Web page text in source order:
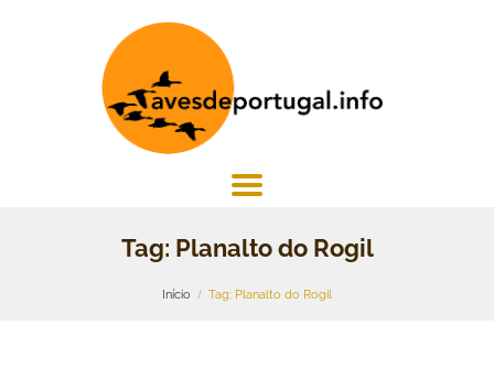
Tag: Planalto do Rogil
Início Tag: Planalto do Rogil